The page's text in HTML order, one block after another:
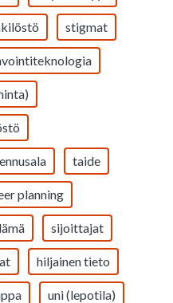
stigmat
taide
planning
sijoittajat
hiljainen tieto
uni (lepotila)